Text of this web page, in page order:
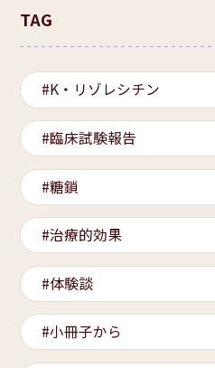
TAG
K・リゾレシチン
臨床試験報告
糖鎖
治療的効果
体験談
小冊子から